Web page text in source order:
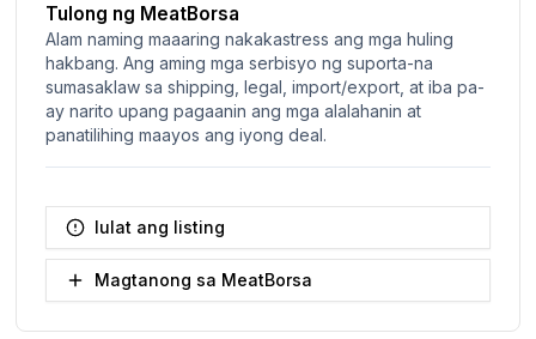
Tulong ng MeatBorsa
Alam naming maaaring nakakastress ang mga huling
hakbang. Ang aming mga serbisyo ng suporta-na
sumasaklaw sa shipping, legal, import/export, at iba pa-
ay narito upang pagaanin ang mga alalahanin at
panatilihing maayos ang iyong deal.
Iulat ang listing
Magtanong sa MeatBorsa